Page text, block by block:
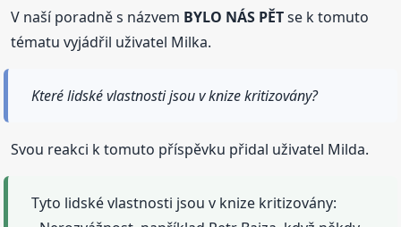
V naší poradně s názvem BYLO NÁS PĚTse k tomuto
tématu vyjádřil uživatel Milka.
Které lidské vlastnosti jsou v knize kritizovány?
Svou reakci k tomuto příspěvku přidal uživatel Milda.
Tyto lidské vlastnosti jsou v knize kritizovány: